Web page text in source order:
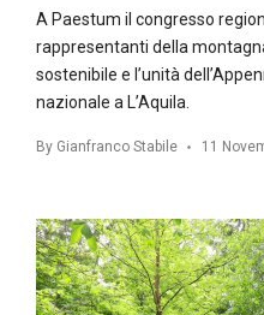
A Paestum il congresso
rappresentanti della
sostenibile e l’unità
nazionale a L’Aquila.
By Gianfranco Stabile 11